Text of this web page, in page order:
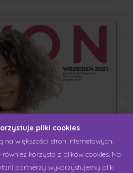
pliki cookies
na większości stron internetowych.
również korzysta z plików cookies. Na
partnerzy wykorzystujemy pliki